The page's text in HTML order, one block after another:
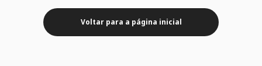
Voltar para a página inicial